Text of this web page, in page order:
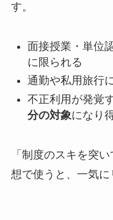
す。
面接授業・単位
に限られる
通勤や私用旅行
不正利用が発覚
分の対象になり
「制度のスキを突
想で使うと、一気に